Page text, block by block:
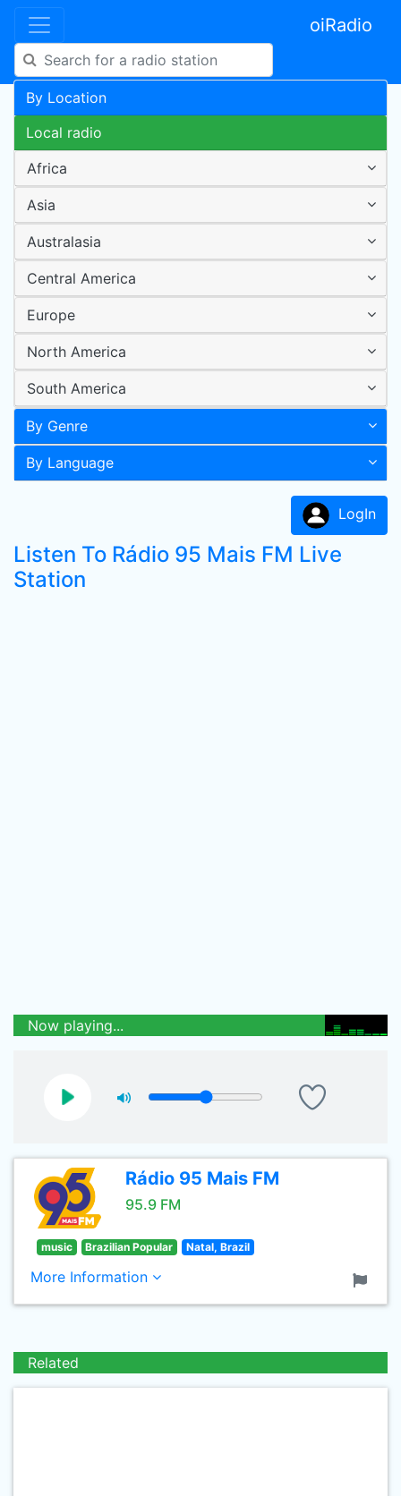
oiRadio
By Location
Local radio
Africa
Asia
Australasia
Central America
Europe
North America
South America
By Genre
By Language
LogIn
Listen To Rádio 95 Mais FM Live
Station
Now playing...
Rádio 95 Mais FM
95.9 FM
music Brazilian Popular Natal, Brazil
More Information
Related